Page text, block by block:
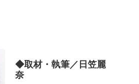
◆取材・執筆／日笠麗
奈